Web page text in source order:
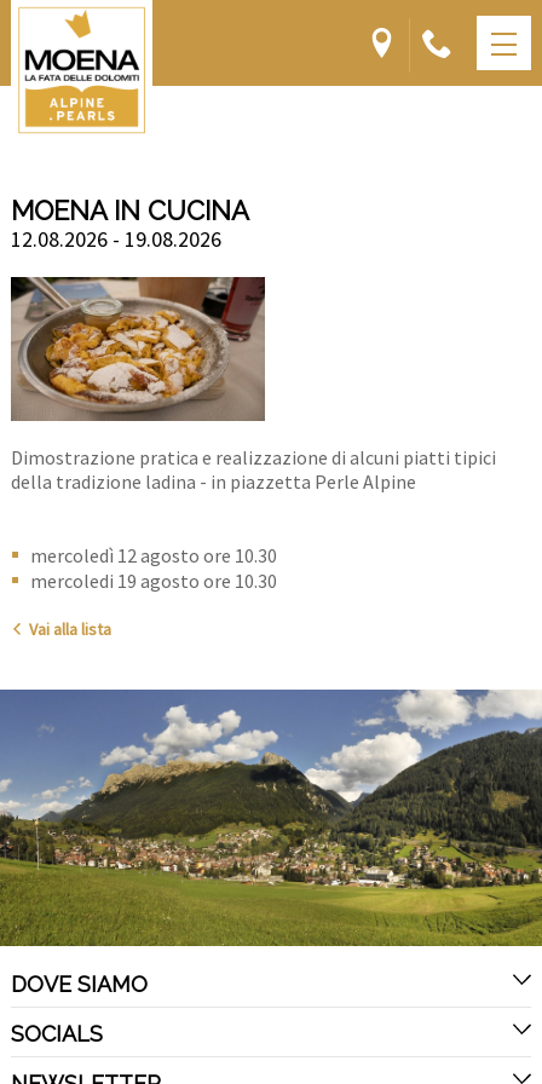
MOENA IN CUCINA
12.08.2026 - 19.08.2026
Dimostrazione pratica e realizzazione di alcuni piatti tipici
della tradizione ladina - in piazzetta Perle Alpine
mercoledì 12 agosto ore 10.30
mercoledi 19 agosto ore 10.30
Vai alla lista
DOVE SIAMO
SOCIALS